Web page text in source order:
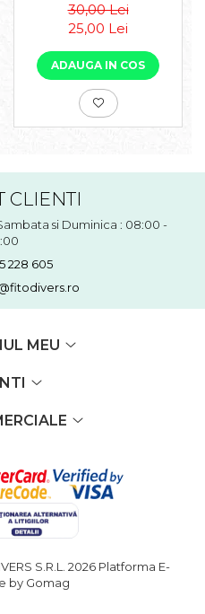
30,00 Lei
25,00 Lei
ADAUGA IN COS
CLIENTI
si Duminica : 08:00 -
228 605
MEU
S.R.L. 2026 Platforma E-
by Gomag